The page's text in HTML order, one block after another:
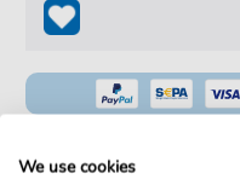
We use cookies